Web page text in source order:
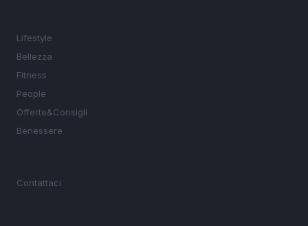
Lifestyle
Bellezza
Fitness
People
Offerte&Consigli
Benessere
Contattaci